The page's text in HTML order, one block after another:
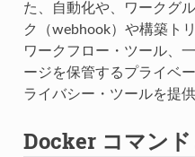
た、自動化や、ワークグ
ク（webhook）や構築ト
ワークフロー・ツール、
ージを保管するプライベ
ライバシー・ツールを提供
Docker コマン